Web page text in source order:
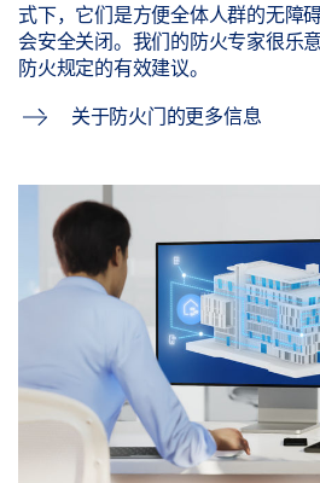
式下，它们是方便全体人群的无障
会安全关闭。我们的防火专家很乐
防火规定的有效建议。
关于防火门的更多信息